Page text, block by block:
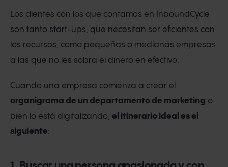
Los clientes con los que contamos en InboundCycle
son tanto start-ups, que necesitan ser eficientes con
los recursos, como pequeñas o medianas empresas
a las que no les sobra el dinero en efectivo.
Cuando una empresa comienza a crear el
organigrama de un departamento de marketing o
bien lo está digitalizando, el itinerario ideal es el
siguiente: